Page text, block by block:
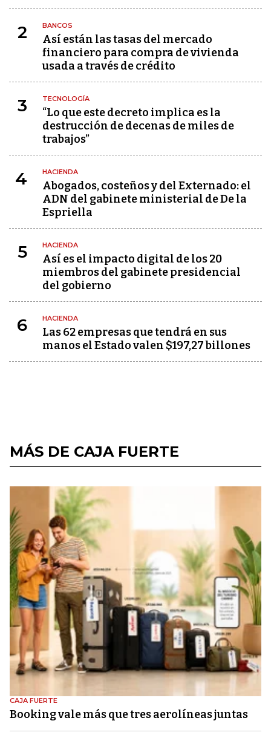
2 BANCOS
Así están las tasas del mercado
financiero para compra de vivienda
usada a través de crédito
3 TECNOLOGÍA
“Lo que este decreto implica es la
destrucción de decenas de miles de
trabajos”
4 HACIENDA
Abogados, costeños y del Externado: el
ADN del gabinete ministerial de De la
Espriella
5 HACIENDA
Así es el impacto digital de los 20
miembros del gabinete presidencial
del gobierno
6 HACIENDA
Las 62 empresas que tendrá en sus
manos el Estado valen $197,27 billones
MÁS DE CAJA FUERTE
CAJA FUERTE
Booking vale más que tres aerolíneas juntas